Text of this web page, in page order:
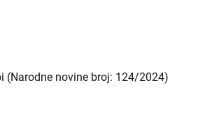
(Narodne novine broj: 124/2024)